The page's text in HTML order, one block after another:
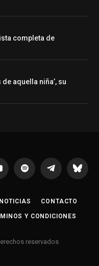
completa de
aquella niña’, su
Spotify Telegrama
CONTACTO
Y CONDICIONES
reservados